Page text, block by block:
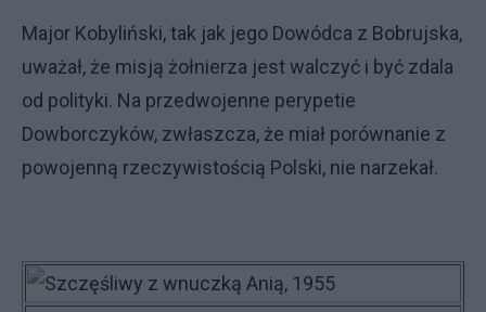
Major Kobyliński, tak jak jego Dowódca z Bobrujska,
uważał, że misją żołnierza jest walczyć i być zdala
od polityki. Na przedwojenne perypetie
Dowborczyków, zwłaszcza, że miał porównanie z
powojenną rzeczywistością Polski, nie narzekał.